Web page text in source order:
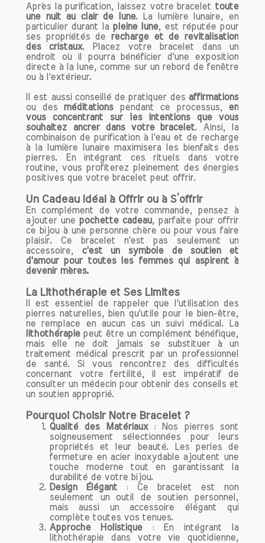
Sur le plan physique, la cornaline est
souvent utilisée pour renforcer le
système immunitaire. Elle est également
associée à la santé des organes
internes, notamment le foie et les reins.
En portant cette pierre, vous pourriez
générale, contribuant ainsi à votre bien-
être physique. La cornaline est
également considérée comme favorable
à la vitalité et à la fertilité.
2. Soulagement des Douleurs
Certaines traditions de lithothérapie
affirment que la cornaline peut aider à
soulager les douleurs, notamment celles
liées aux menstruations ou aux maux de
dos. Son énergie apaisante pourrait
contribuer à améliorer votre confort au
quotidien. De plus, elle est parfois
utilisée pour aider à la digestion et pour
Cornaline et Signe Astrologique
La cornaline est particulièrement
associée au signe du Lion, qui est connu
pour sa force, sa créativité et sa
passion. Elle peut également bénéficier
aux personnes nées sous le signe du
Bélier et du Scorpion. Chaque signe peut
tirer profit de l'énergie de la cornaline
pour renforcer ses traits positifs et
atténuer les influences négatives.
Cornaline et Chakras
En lithothérapie, la cornaline est
souvent liée au chakra sacré, qui se
situe juste en dessous du nombril. Ce
chakra est associé à la créativité, à la
sexualité et aux émotions. En activant
ce centre énergétique, la cornaline peut
Après la purification, laissez votre bracelet toute
une nuit au clair de lune. La lumière lunaire, en
particulier durant la pleine lune, est réputée pour
ses propriétés de recharge et de revitalisation
des cristaux. Placez votre bracelet dans un
endroit où il pourra bénéficier d'une exposition
directe à la lune, comme sur un rebord de fenêtre
ou à l'extérieur.
Il est aussi conseillé de pratiquer des affirmations
ou des méditationspendant ce processus, en
vous concentrant sur les intentions que vous
souhaitez ancrer dans votre bracelet. Ainsi, la
combinaison de purification à l'eau et de recharge
à la lumière lunaire maximisera les bienfaits des
pierres. En intégrant ces rituels dans votre
routine, vous profiterez pleinement des énergies
positives que votre bracelet peut offrir.
Un Cadeau Idéal à Offrir ou à S’offrir
En complément de votre commande, pensez à
ajouter une pochette cadeau, parfaite pour offrir
ce bijou à une personne chère ou pour vous faire
plaisir. Ce bracelet n'est pas seulement un
accessoire, c'est un symbole de soutien et
d'amour pour toutes les femmes qui aspirent à
devenir mères.
La Lithothérapie et Ses Limites
Il est essentiel de rappeler que l'utilisation des
pierres naturelles, bien qu'utile pour le bien-être,
ne remplace en aucun cas un suivi médical. La
lithothérapiepeut être un complément bénéfique,
mais elle ne doit jamais se substituer à un
traitement médical prescrit par un professionnel
de santé. Si vous rencontrez des difficultés
concernant votre fertilité, il est impératif de
consulter un médecin pour obtenir des conseils et
un soutien approprié.
Pourquoi Choisir Notre Bracelet ?
Qualité des Matériaux: Nos pierres sont
soigneusement sélectionnées pour leurs
propriétés et leur beauté. Les perles de
fermeture en acier inoxydable ajoutent une
touche moderne tout en garantissant la
durabilité de votre bijou.
Design Élégant : Ce bracelet est non
seulement un outil de soutien personnel,
mais aussi un accessoire élégant qui
complète toutes vos tenues.
Approche Holistique: En intégrant la
lithothérapie dans votre vie quotidienne,